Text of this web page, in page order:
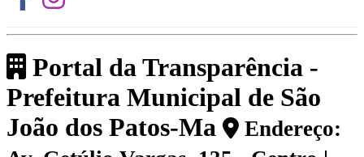
Portal da Transparência -
Prefeitura Municipal de São
João dos Patos-Ma
Endereço: